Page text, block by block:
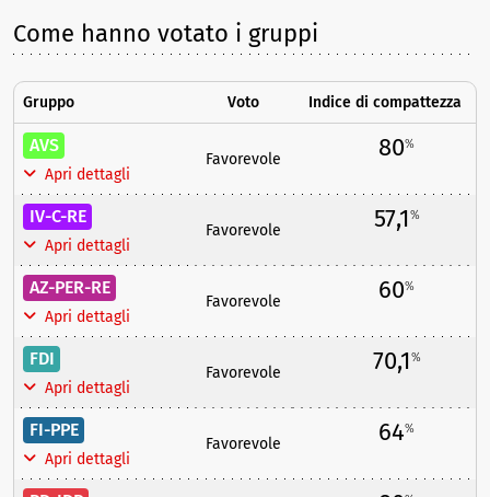
Come hanno votato i gruppi
Gruppo Voto Indice di compattezza
AVS
Apri dettagli
Favorevole 80%
IV-C-RE
Apri dettagli
Favorevole 57,1%
AZ-PER-RE
Apri dettagli
Favorevole 60%
FDI
Apri dettagli
Favorevole 70,1%
FI-PPE
Apri dettagli
Favorevole 64%